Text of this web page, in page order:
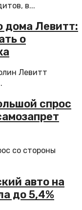
в...
дома Левитт:
о
Левитт
спрос
со стороны
авто на
до 5,4%